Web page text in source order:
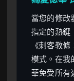
當您的修改
指定的熱鍵
《刺客教
模式。在我
華免受所有